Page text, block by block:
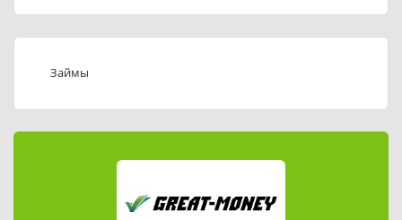
средства и продолжаете им пользоваться.
«Микрокредитная компания «ГрейтМаниПлюс»
Для постоянных клиентов предусмотрены
«ГрейтМаниПлюс»: 89202364565
Займы